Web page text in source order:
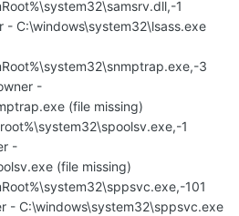
1
- C:\windows\system32\lsass.exe
3
-
(file missing)
1
-
(file missing)
101
- C:\windows\system32\sppsvc.exe